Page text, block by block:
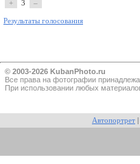
+ 3 –
Результаты голосования
© 2003-2026 KubanPhoto.ru
Все прaва на фотографии
При использовании любых
Автопортрет